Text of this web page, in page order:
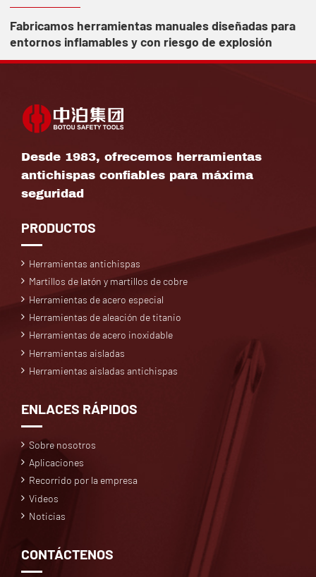
Fabricamos herramientas manuales diseñadas para
entornos inflamables y con riesgo de explosión
Desde 1983, ofrecemos herramientas
antichispas confiables para máxima
seguridad
PRODUCTOS
Herramientas antichispas
Martillos de latón y martillos de cobre
Herramientas de acero especial
Herramientas de aleación de titanio
Herramientas de acero inoxidable
Herramientas aisladas
Herramientas aisladas antichispas
ENLACES RÁPIDOS
Sobre nosotros
Aplicaciones
Recorrido por la empresa
Videos
Noticias
CONTÁCTENOS